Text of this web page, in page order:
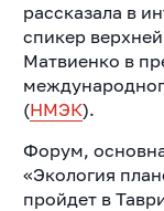
рассказала в
спикер
Матвиенко в
(НМЭК).
Форум,
«Экология
пройдет в